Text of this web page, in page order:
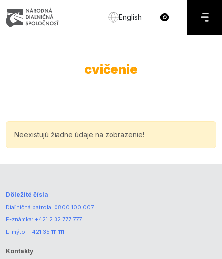
English
cvičenie
Neexistujú žiadne údaje na zobrazenie!
Dôležité čísla
Diaľničná patrola: 0800 100 007
E-známka: +421 2 32 777 777
E-mýto: +421 35 111 111
Kontakty